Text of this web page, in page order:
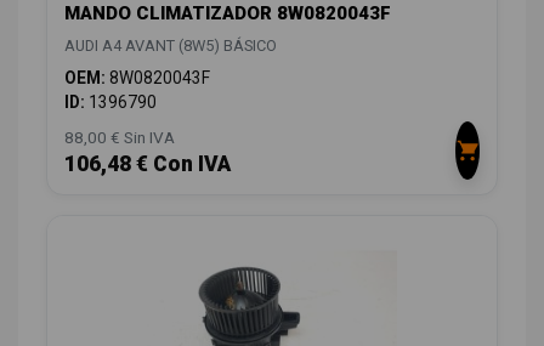
MANDO CLIMATIZADOR 8W0820043F
AUDI A4 AVANT (8W5) BÁSICO
OEM: 8W0820043F
ID: 1396790
88,00 € Sin IVA
106,48 € Con IVA